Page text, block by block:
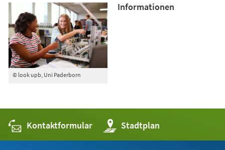
© look upb, Uni Paderborn
Informationen
Kontaktformular Stadtplan
(Öffnet
in
einem